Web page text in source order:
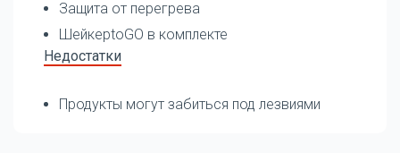
Защита от перегрева
ШейкерtoGO в комплекте
Недостатки
Продукты могут забиться под лезвиями